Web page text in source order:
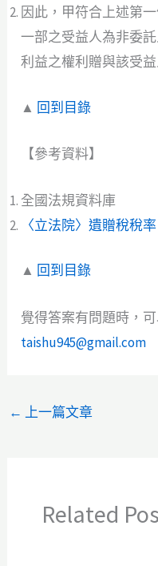
因此，甲符合上述第
一部之受益人為非委
利益之權利贈與該受
▲ 回到目錄
【參考資料】
全國法規資料庫
〈立法院〉遺贈稅稅率
▲ 回到目錄
覺得答案有問題時，
taishu945@gmail.com
← 上一篇文章
Related